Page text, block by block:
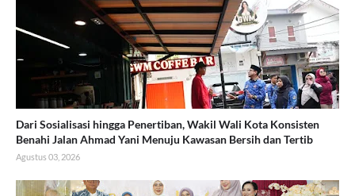
Dari Sosialisasi hingga Penertiban, Wakil Wali Kota Konsisten
Benahi Jalan Ahmad Yani Menuju Kawasan Bersih dan Tertib
Agustus 03, 2026